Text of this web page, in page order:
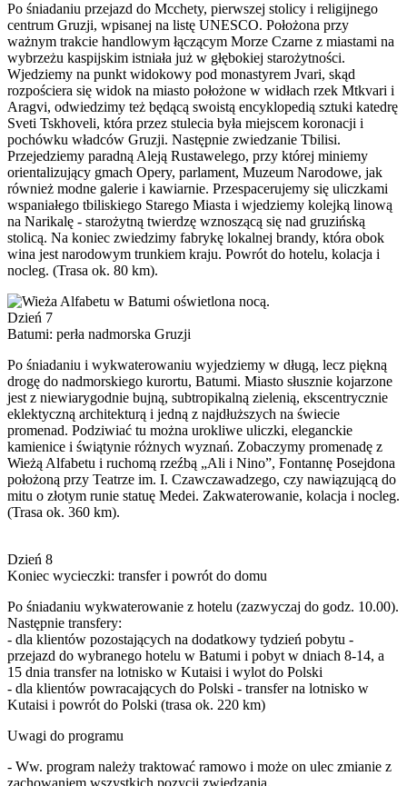
Po śniadaniu przejazd do Mcchety, pierwszej stolicy i religijnego
centrum Gruzji, wpisanej na listę UNESCO. Położona przy
ważnym trakcie handlowym łączącym Morze Czarne z miastami na
wybrzeżu kaspijskim istniała już w głębokiej starożytności.
Wjedziemy na punkt widokowy pod monastyrem Jvari, skąd
rozpościera się widok na miasto położone w widłach rzek Mtkvari i
Aragvi, odwiedzimy też będącą swoistą encyklopedią sztuki katedrę
Sveti Tskhoveli, która przez stulecia była miejscem koronacji i
pochówku władców Gruzji. Następnie zwiedzanie Tbilisi.
Przejedziemy paradną Aleją Rustawelego, przy której miniemy
orientalizujący gmach Opery, parlament, Muzeum Narodowe, jak
również modne galerie i kawiarnie. Przespacerujemy się uliczkami
wspaniałego tbiliskiego Starego Miasta i wjedziemy kolejką linową
na Narikalę - starożytną twierdzę wznoszącą się nad gruzińską
stolicą. Na koniec zwiedzimy fabrykę lokalnej brandy, która obok
wina jest narodowym trunkiem kraju. Powrót do hotelu, kolacja i
nocleg. (Trasa ok. 80 km).
Dzień 7
Batumi: perła nadmorska Gruzji
Po śniadaniu i wykwaterowaniu wyjedziemy w długą, lecz piękną
drogę do nadmorskiego kurortu, Batumi. Miasto słusznie kojarzone
jest z niewiarygodnie bujną, subtropikalną zielenią, ekscentrycznie
eklektyczną architekturą i jedną z najdłuższych na świecie
promenad. Podziwiać tu można urokliwe uliczki, eleganckie
kamienice i świątynie różnych wyznań. Zobaczymy promenadę z
Wieżą Alfabetu i ruchomą rzeźbą „Ali i Nino”, Fontannę Posejdona
położoną przy Teatrze im. I. Czawczawadzego, czy nawiązującą do
mitu o złotym runie statuę Medei. Zakwaterowanie, kolacja i nocleg.
(Trasa ok. 360 km).
Dzień 8
Koniec wycieczki: transfer i powrót do domu
Po śniadaniu wykwaterowanie z hotelu (zazwyczaj do godz. 10.00).
Następnie transfery:
- dla klientów pozostających na dodatkowy tydzień pobytu -
przejazd do wybranego hotelu w Batumi i pobyt w dniach 8-14, a
15 dnia transfer na lotnisko w Kutaisi i wylot do Polski
- dla klientów powracających do Polski - transfer na lotnisko w
Kutaisi i powrót do Polski (trasa ok. 220 km)
Uwagi do programu
- Ww. program należy traktować ramowo i może on ulec zmianie z
zachowaniem wszystkich pozycji zwiedzania.